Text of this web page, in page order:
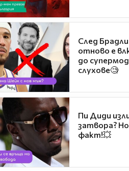
След
отново е
до
слухове🧐
Пи Диди
затвора?
факт!💥